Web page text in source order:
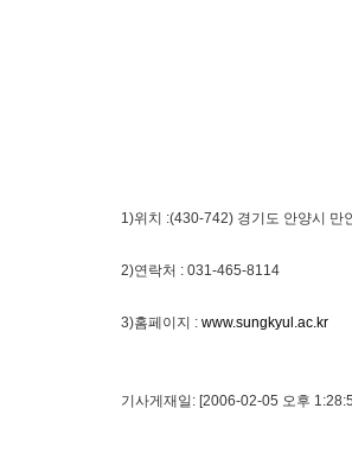
1)위치 :(430-742) 경기도 안양시 만
2)연락처 : 031-465-8114
3)홈페이지 : www.sungkyul.ac.kr
기사게재일: [2006-02-05 오후